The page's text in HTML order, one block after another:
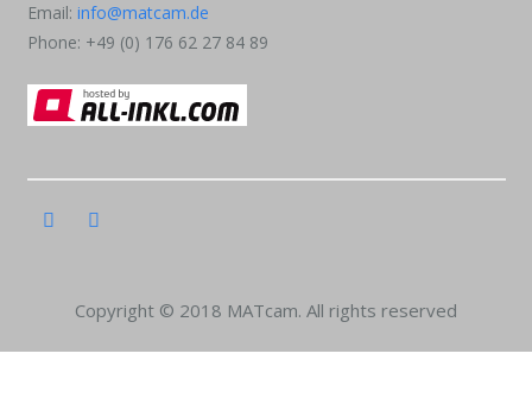
Email: info@matcam.de
Phone: +49 (0) 176 62 27 84 89
Copyright © 2018 MATcam. All rights reserved